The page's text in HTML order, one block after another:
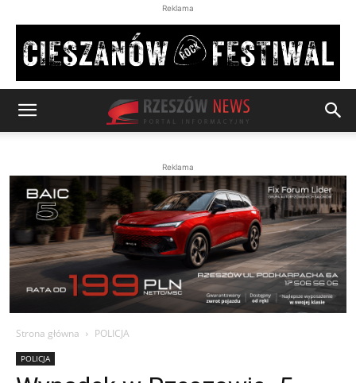
Reklama
Reklama
Strona główna POLICJA
POLICJA